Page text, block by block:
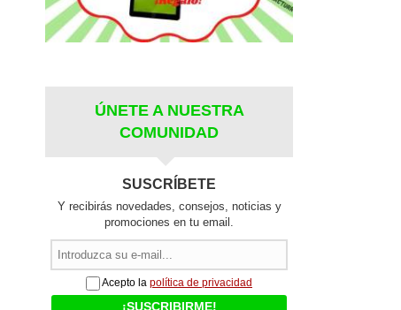
ÚNETE A NUESTRA
COMUNIDAD
SUSCRÍBETE
Y recibirás novedades, consejos, noticias y
promociones en tu email.
Acepto la política de privacidad